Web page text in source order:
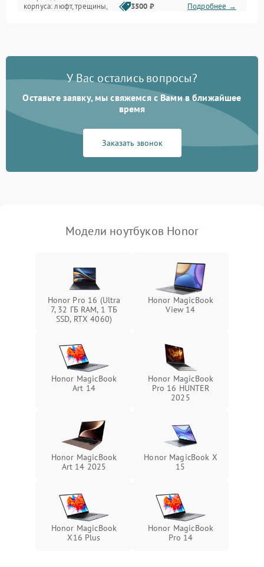
корпуса: люфт, трещины,
3500 ₽ Подробнее →
быстрая разрядка,
2500 ₽ Подробнее →
Неисправность зарядного
питания
2000 ₽ Подробнее →
неисправности кулера
пропадание диска
оперативной памяти:
вылеты приложений,
синие экраны
Подробнее →
Проблемы Wi‑Fi или
Bluetooth модулей
У Вас остались вопросы?
Оставьте заявку, мы свяжемся с Вами в ближайшее
время
Заказать звонок
Модели ноутбуков Honor
Honor Pro 16 (Ultra
7, 32 ГБ RAM, 1 ТБ
SSD, RTX 4060)
Honor MagicBook
View 14
Honor MagicBook
Art 14
Honor MagicBook
Pro 16 HUNTER
2025
Honor MagicBook
Art 14 2025
Honor MagicBook X
15
Honor MagicBook
X16 Plus
Honor MagicBook
Pro 14